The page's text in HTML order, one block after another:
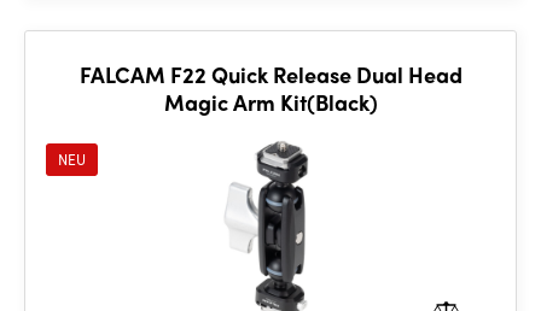
FALCAM F22 Quick Release Dual Head
Magic Arm Kit(Black)
NEU